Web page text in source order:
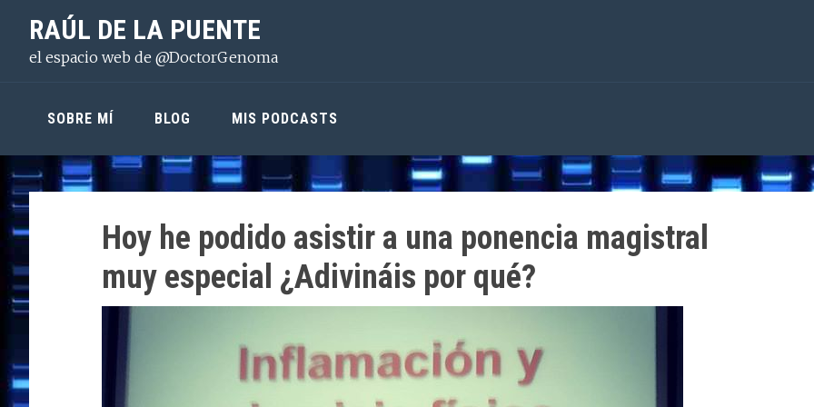
principal
contenido
lateral
RAÚL DE LA PUENTE
el espacio web de @DoctorGenoma
SOBRE MÍ BLOG MIS PODCASTS
Hoy he podido asistir a una ponencia magistral
muy especial ¿Adivináis por qué?